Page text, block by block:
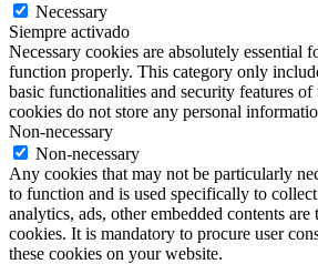
Necessary
Siempre activado
Necessary cookies are absolutely essential
function properly. This category only
basic functionalities and security features of
cookies do not store any personal
Non-necessary
Non-necessary
Any cookies that may not be particularly
to function and is used specifically to
analytics, ads, other embedded contents are
cookies. It is mandatory to procure user
these cookies on your website.